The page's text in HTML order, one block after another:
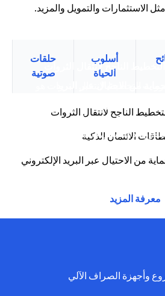
الاستثمارات والتمويل والمزيد.
أسلوب
الحياة
حلقات
صوتية
الناجح لانتقال الثروات (opens in a new tab)
التخطيط لانتقال الثروات هو
الائتمان الذكية
من الاحتيال عبر البريد
الإلكتروني يتظاهر
لدى سيتي وسيخبرونك أنه
معرفة المزيد
وأجهزة الصراف الآلي